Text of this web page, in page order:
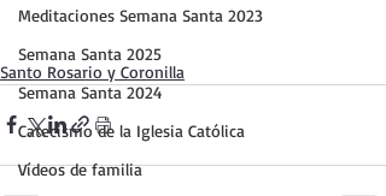
Meditaciones Semana Santa 2023
Semana Santa 2025
Semana Santa 2024
Catecismo de la Iglesia Católica
Vídeos de familia
Santo Rosario y Coronilla